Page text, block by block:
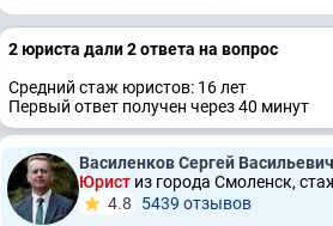
2 юристa дали 2 ответa на вопрос
Средний стаж юристов: 16 лет
Первый ответ получен через 40 минут
Василенков Сергей Васильевич
Юрист из города Смоленск,
4.8
5439 отзывов